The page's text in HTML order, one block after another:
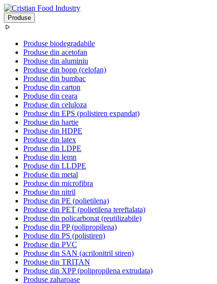
Produse
Produse biodegradabile
Produse din acetofan
Produse din aluminiu
Produse din bopp (celofan)
Produse din bumbac
Produse din carton
Produse din ceara
Produse din celuloza
Produse din EPS (polistiren expandat)
Produse din hartie
Produse din HDPE
Produse din latex
Produse din LDPE
Produse din lemn
Produse din LLDPE
Produse din metal
Produse din microfibra
Produse din nitril
Produse din PE (polietilena)
Produse din PET (polietilena tereftalata)
Produse din policarbonat (reutilizabile)
Produse din PP (polipropilena)
Produse din PS (polistiren)
Produse din PVC
Produse din SAN (acrilonitril stiren)
Produse din TRITAN
Produse din XPP (polipropilena extrudata)
Produse zaharoase